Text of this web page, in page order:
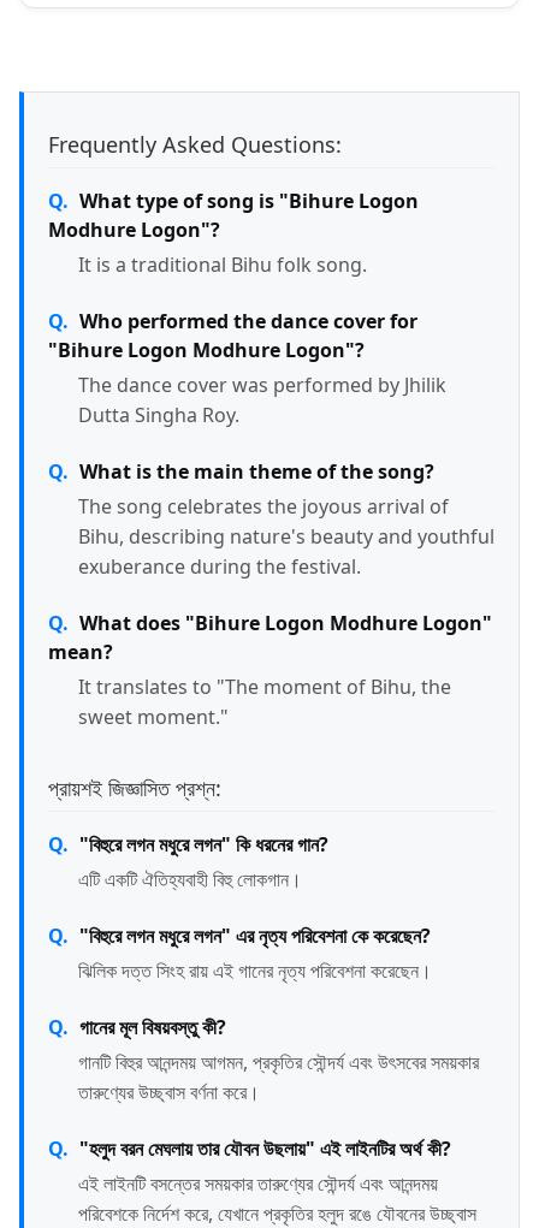
Frequently Asked Questions:
What type of song is "Bihure Logon
Modhure Logon"?
It is a traditional Bihu folk song.
Who performed the dance cover for
"Bihure Logon Modhure Logon"?
The dance cover was performed by Jhilik
Dutta Singha Roy.
What is the main theme of the song?
The song celebrates the joyous arrival of
Bihu, describing nature's beauty and youthful
exuberance during the festival.
What does "Bihure Logon Modhure Logon"
mean?
It translates to "The moment of Bihu, the
sweet moment."
প্রায়শই জিজ্ঞাসিত প্রশ্ন:
"বিহুরে লগন মধুরে লগন" কি ধরনের গান?
এটি একটি ঐতিহ্যবাহী বিহু লোকগান।
"বিহুরে লগন মধুরে লগন" এর নৃত্য পরিবেশনা কে করেছেন?
ঝিলিক দত্ত সিংহ রায় এই গানের নৃত্য পরিবেশনা করেছেন।
গানের মূল বিষয়বস্তু কী?
গানটি বিহুর আনন্দময় আগমন, প্রকৃতির সৌন্দর্য এবং উৎসবের সময়কার
তারুণ্যের উচ্ছ্বাস বর্ণনা করে।
"হলুদ বরন মেঘলায় তার যৌবন উছলায়" এই লাইনটির অর্থ কী?
এই লাইনটি বসন্তের সময়কার তারুণ্যের সৌন্দর্য এবং আনন্দময়
পরিবেশকে নির্দেশ করে, যেখানে প্রকৃতির হলুদ রঙে যৌবনের উচ্ছ্বাস